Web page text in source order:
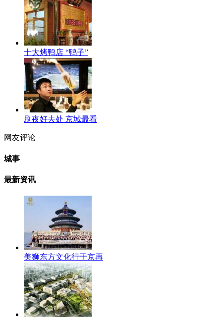
十大烤鸭店 “鸭子”
刷夜好去处 京城最看
网友评论
城事
最新资讯
美狮东方文化行于京再